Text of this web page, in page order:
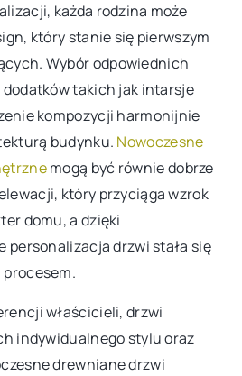
każda rodzina może
który stanie się pierwszym
Wybór odpowiednich
takich jak intarsje
kompozycji harmonijnie
budynku. Nowoczesne
mogą być równie dobrze
który przyciąga wzrok
domu, a dzięki
drzwi stała się
właścicieli, drzwi
indywidualnego stylu oraz
drewniane drzwi